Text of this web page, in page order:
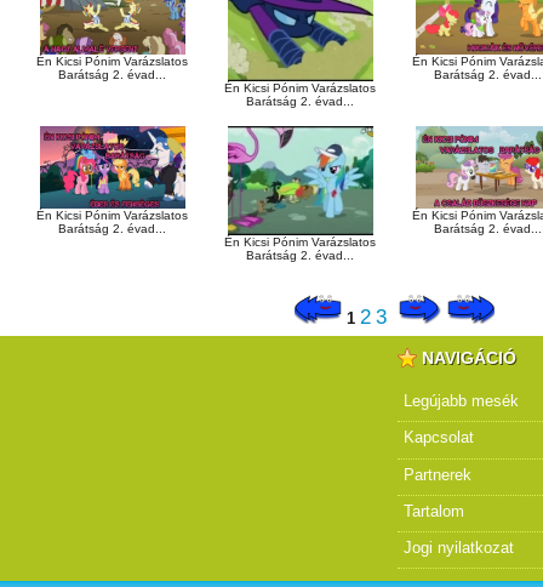
Én Kicsi Pónim Varázslatos
Barátság 2. évad...
Én Kicsi Pónim Varázslatos
Barátság 2. évad...
Én Kicsi Pónim
Barátság 2. évad...
Én Kicsi Pónim Varázslatos
Barátság 2. évad...
Én Kicsi Pónim Varázslatos
Barátság 2. évad...
Én Kicsi Pónim
Barátság 2. évad...
1 2 3
NAVIGÁCIÓ
Legújabb mesék
Kapcsolat
Partnerek
Tartalom
Jogi nyilatkozat